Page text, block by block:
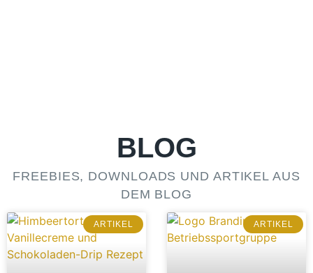
BLOG
FREEBIES, DOWNLOADS UND ARTIKEL AUS
DEM BLOG
ARTIKEL ARTIKEL